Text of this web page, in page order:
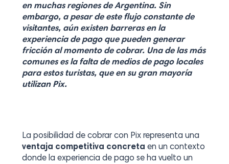
en muchas regiones de Argentina. Sin
embargo, a pesar de este flujo constante de
visitantes, aún existen barreras en la
experiencia de pago que pueden generar
fricción al momento de cobrar. Una de las más
comunes es la falta de medios de pago locales
para estos turistas, que en su gran mayoría
utilizan Pix.
La posibilidad de cobrar con Pix representa una
ventaja competitiva concreta en un contexto
donde la experiencia de pago se ha vuelto un